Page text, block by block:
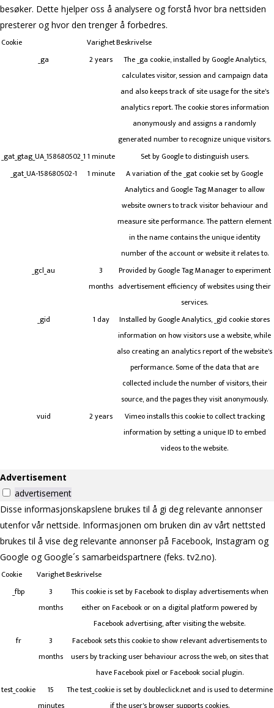
besøker. Dette hjelper oss å analysere og forstå hvor bra nettsiden
presterer og hvor den trenger å forbedres.
Cookie VarighetBeskrivelse
_ga
2 years
The _ga cookie, installed by Google Analytics,
calculates visitor, session and campaign data
and also keeps track of site usage for the site's
analytics report. The cookie stores information
anonymously and assigns a randomly
generated number to recognize unique visitors.
_gat_gtag_UA_158680502_1 1 minute
Set by Google to distinguish users.
_gat_UA-158680502-1
1 minute
A variation of the _gat cookie set by Google
Analytics and Google Tag Manager to allow
website owners to track visitor behaviour and
measure site performance. The pattern element
in the name contains the unique identity
number of the account or website it relates to.
_gcl_au
3
months
Provided by Google Tag Manager to experiment
advertisement efficiency of websites using their
services.
_gid
1 day
Installed by Google Analytics, _gid cookie stores
information on how visitors use a website, while
also creating an analytics report of the website's
performance. Some of the data that are
collected include the number of visitors, their
source, and the pages they visit anonymously.
vuid
2 years
Vimeo installs this cookie to collect tracking
information by setting a unique ID to embed
videos to the website.
Advertisement
advertisement
Disse informasjonskapslene brukes til å gi deg relevante annonser
utenfor vår nettside. Informasjonen om bruken din av vårt nettsted
brukes til å vise deg relevante annonser på Facebook, Instagram og
Google og Google´s samarbeidspartnere (feks. tv2.no).
Cookie VarighetBeskrivelse
_fbp
3
months
This cookie is set by Facebook to display advertisements when
either on Facebook or on a digital platform powered by
Facebook advertising, after visiting the website.
fr
3
months
Facebook sets this cookie to show relevant advertisements to
users by tracking user behaviour across the web, on sites that
have Facebook pixel or Facebook social plugin.
test_cookie
15
The test_cookie is set by doubleclick.net and is used to determine